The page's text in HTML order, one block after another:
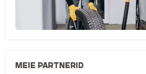
MEIE PARTNERID